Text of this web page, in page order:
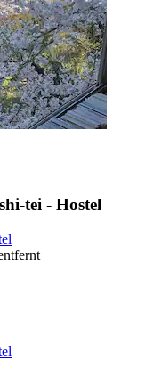
tei - Hostel